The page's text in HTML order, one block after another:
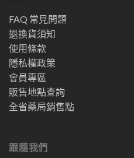
FAQ 常見問題
退換貨須知
使用條款
隱私權政策
會員專區
販售地點查詢
全省藥局銷售點
跟隨我們